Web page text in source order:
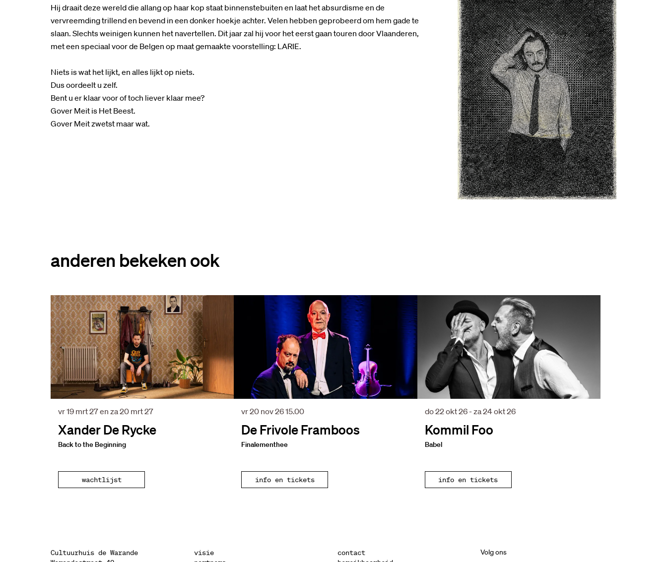
Hij draait deze wereld die allang op haar kop staat binnenstebuiten en laat het absurdisme en de
vervreemding trillend en bevend in een donker hoekje achter. Velen hebben geprobeerd om hem gade te
slaan. Slechts weinigen kunnen het navertellen. Dit jaar zal hij voor het eerst gaan touren door Vlaanderen,
met een speciaal voor de Belgen op maat gemaakte voorstelling: LARIE.
Niets is wat het lijkt, en alles lijkt op niets.
Dus oordeelt u zelf.
Bent u er klaar voor of toch liever klaar mee?
Gover Meit is Het Beest.
Gover Meit zwetst maar wat.
anderen bekeken ook
Xander De Rycke
Back to the Beginning
vr 19 mrt 27en za 20 mrt 27
wachtlijst
De Frivole Framboos
Finalementhee
vr 20 nov 2615.00
info en tickets
Kommil Foo
Babel
do 22 okt 26-za 24 okt 26
info en tickets
Cultuurhuis de Warande
visie
contact
Volg ons